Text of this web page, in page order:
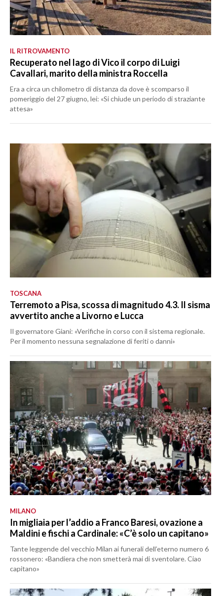
IL RITROVAMENTO
Recuperato nel lago di Vico il corpo di Luigi
Cavallari, marito della ministra Roccella
Era a circa un chilometro di distanza da dove è scomparso il
pomeriggio del 27 giugno, lei: «Si chiude un periodo di straziante
attesa»
TOSCANA
Terremoto a Pisa, scossa di magnitudo 4.3. Il sisma
avvertito anche a Livorno e Lucca
Il governatore Giani: «Verifiche in corso con il sistema regionale.
Per il momento nessuna segnalazione di feriti o danni»
MILANO
In migliaia per l’addio a Franco Baresi, ovazione a
Maldini e fischi a Cardinale: «C’è solo un capitano»
Tante leggende del vecchio Milan ai funerali dell’eterno numero 6
rossonero: «Bandiera che non smetterà mai di sventolare. Ciao
capitano»